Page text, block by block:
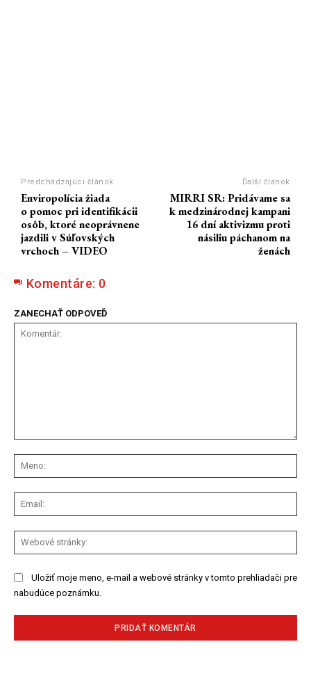
Predchádzajúci článok
Enviropolícia žiada
o pomoc pri identifikácii
osôb, ktoré neoprávnene
jazdili v Súľovských
vrchoch – VIDEO
Ďalší článok
MIRRI SR: Pridávame sa
k medzinárodnej kampani
16 dní aktivizmu proti
násiliu páchanom na
ženách
Komentáre: 0
ZANECHAŤ ODPOVEĎ
Uložiť moje meno, e-mail a webové stránky v tomto prehliadači pre
nabudúce poznámku.